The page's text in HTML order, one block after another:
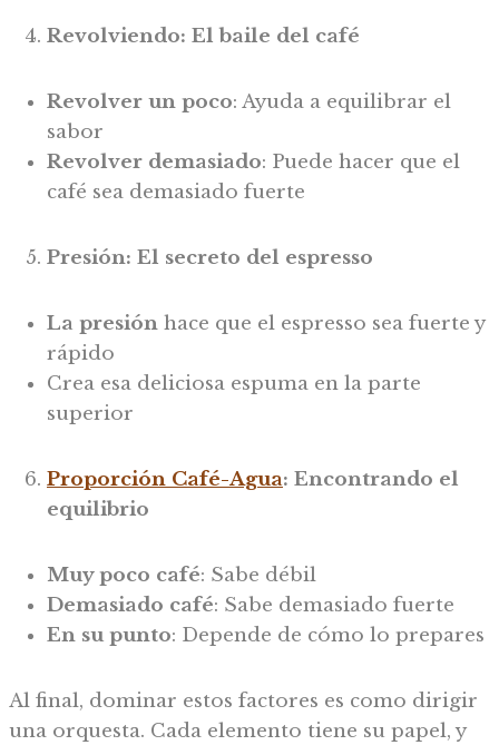
Revolviendo: El baile del café
Revolver un poco: Ayuda a equilibrar el
sabor
Revolver demasiado: Puede hacer que el
café sea demasiado fuerte
Presión: El secreto del espresso
La presión hace que el espresso sea fuerte y
rápido
Crea esa deliciosa espuma en la parte
superior
Proporción Café-Agua: Encontrando el
equilibrio
Muy poco café: Sabe débil
Demasiado café: Sabe demasiado fuerte
En su punto: Depende de cómo lo prepares
Al final, dominar estos factores es como dirigir
una orquesta. Cada elemento tiene su papel, y